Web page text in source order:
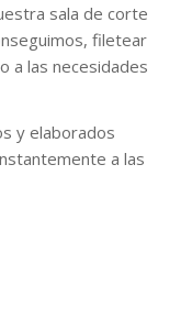
sala de corte
filetear
a las necesidades
y elaborados
a las